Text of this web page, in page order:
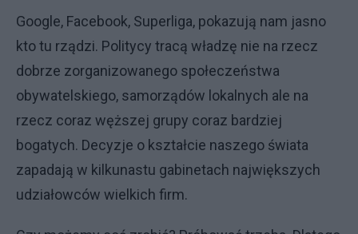
Google, Facebook, Superliga, pokazują nam jasno
kto tu rządzi. Politycy tracą władzę nie na rzecz
dobrze zorganizowanego społeczeństwa
obywatelskiego, samorządów lokalnych ale na
rzecz coraz węższej grupy coraz bardziej
bogatych. Decyzje o kształcie naszego świata
zapadają w kilkunastu gabinetach największych
udziałowców wielkich firm.